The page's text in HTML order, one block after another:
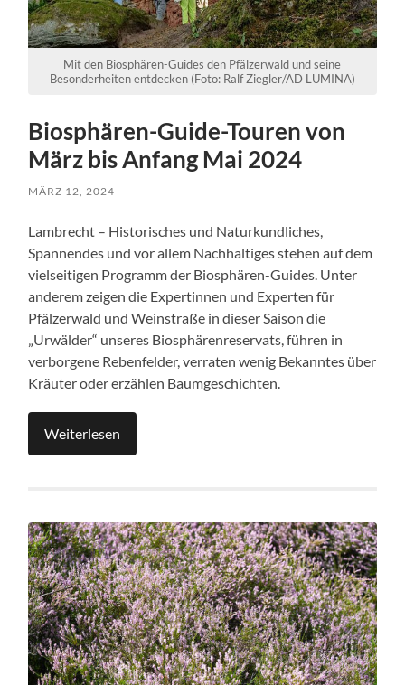
Mit den Biosphären-Guides den Pfälzerwald und seine
Besonderheiten entdecken (Foto: Ralf Ziegler/AD LUMINA)
Biosphären-Guide-Touren von
März bis Anfang Mai 2024
MÄRZ 12, 2024
Lambrecht – Historisches und Naturkundliches,
Spannendes und vor allem Nachhaltiges stehen auf dem
vielseitigen Programm der Biosphären-Guides. Unter
anderem zeigen die Expertinnen und Experten für
Pfälzerwald und Weinstraße in dieser Saison die
„Urwälder“ unseres Biosphärenreservats, führen in
verborgene Rebenfelder, verraten wenig Bekanntes über
Kräuter oder erzählen Baumgeschichten.
Weiterlesen